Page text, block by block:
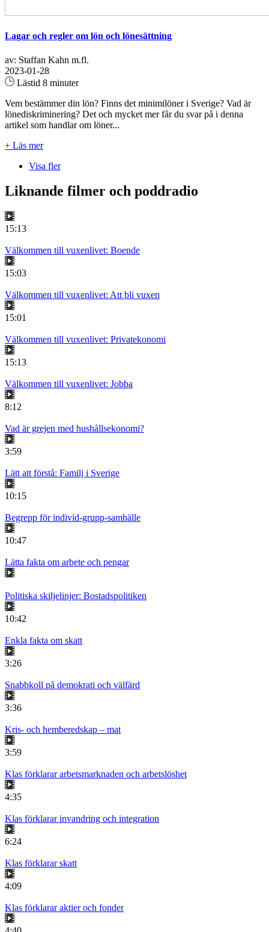
Lagar och regler om lön och lönesättning
av: Staffan Kahn m.fl.
2023-01-28
Lästid 8 minuter
Vem bestämmer din lön? Finns det minimilöner i Sverige? Vad är
lönediskriminering? Det och mycket mer får du svar på i denna
artikel som handlar om löner...
+ Läs mer
Visa fler
Liknande filmer och poddradio
15:13
Välkommen till vuxenlivet: Boende
15:03
Välkommen till vuxenlivet: Att bli vuxen
15:01
Välkommen till vuxenlivet: Privatekonomi
15:13
Välkommen till vuxenlivet: Jobba
8:12
Vad är grejen med hushållsekonomi?
3:59
Lätt att förstå: Familj i Sverige
10:15
Begrepp för individ-grupp-samhälle
10:47
Lätta fakta om arbete och pengar
Politiska skiljelinjer: Bostadspolitiken
10:42
Enkla fakta om skatt
3:26
Snabbkoll på demokrati och välfärd
3:36
Kris- och hemberedskap – mat
3:59
Klas förklarar arbetsmarknaden och arbetslöshet
4:35
Klas förklarar invandring och integration
6:24
Klas förklarar skatt
4:09
Klas förklarar aktier och fonder